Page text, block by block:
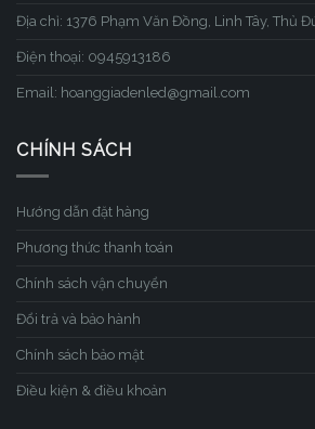
Địa chỉ: 1376 Phạm Văn Đồng, Linh Tây, Thủ
Điện thoại: 0945913186
Email: hoanggiadenled@gmail.com
CHÍNH SÁCH
Hướng dẫn đặt hàng
Phương thức thanh toán
Chính sách vận chuyển
Đổi trả và bảo hành
Chính sách bảo mật
Điều kiện & điều khoản